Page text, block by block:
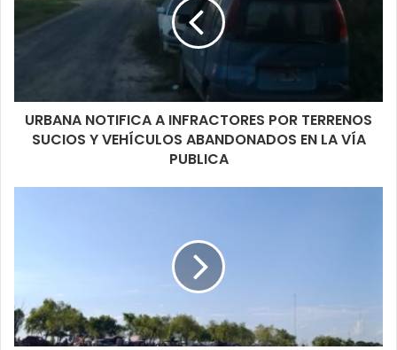
URBANA NOTIFICA A INFRACTORES POR TERRENOS
SUCIOS Y VEHÍCULOS ABANDONADOS EN LA VÍA
PUBLICA